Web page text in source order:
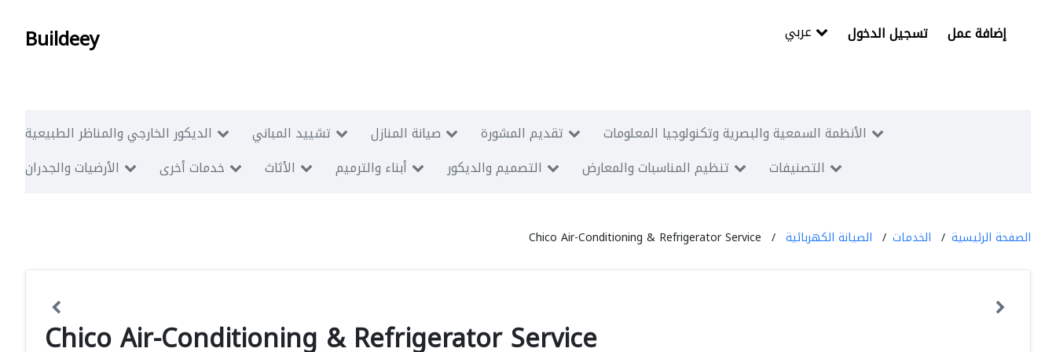
Buildeey تسجيل الدخول إضافة عمل
الديكور الخارجي والمناظر الطبيعية تشييد المباني صيانة المنازل تقديم المشورة
الأنظمة السمعية والبصرية وتكنولوجيا المعلومات
الأرضيات والجدران
خدمات أخرى الأثاث أبناء والترميم التصميم والديكور تنظيم المناسبات والمعارض التصنيفات
الصفحة الرئيسية الخدمات الصيانة الكهربائية Chico Air-Conditioning & Refrigerator Service
Chico Air-Conditioning & Refrigerator Service